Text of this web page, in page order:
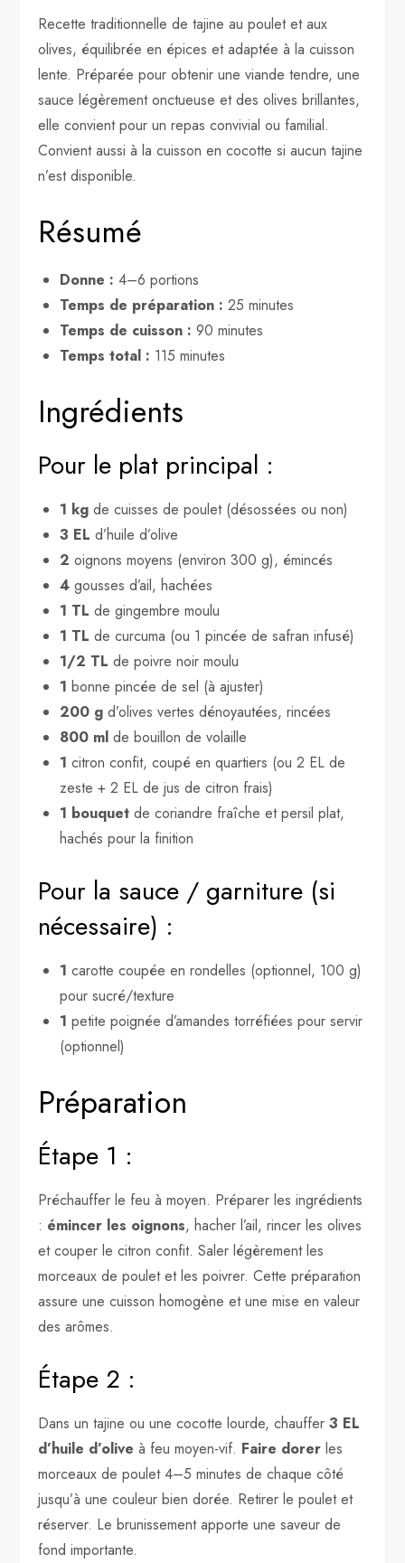
Recette traditionnelle de tajine au poulet et aux
olives, équilibrée en épices et adaptée à la cuisson
lente. Préparée pour obtenir une viande tendre, une
sauce légèrement onctueuse et des olives brillantes,
elle convient pour un repas convivial ou familial.
Convient aussi à la cuisson en cocotte si aucun tajine
n’est disponible.
Résumé
Donne : 4–6 portions
Temps de préparation : 25 minutes
Temps de cuisson : 90 minutes
Temps total : 115 minutes
Ingrédients
Pour le plat principal :
1 kg de cuisses de poulet (désossées ou non)
3 EL d’huile d’olive
2 oignons moyens (environ 300 g), émincés
4 gousses d’ail, hachées
1 TL de gingembre moulu
1 TL de curcuma (ou 1 pincée de safran infusé)
1/2 TL de poivre noir moulu
1 bonne pincée de sel (à ajuster)
200 g d’olives vertes dénoyautées, rincées
800 ml de bouillon de volaille
1 citron confit, coupé en quartiers (ou 2 EL de
zeste + 2 EL de jus de citron frais)
1 bouquet de coriandre fraîche et persil plat,
hachés pour la finition
Pour la sauce / garniture (si
nécessaire) :
1 carotte coupée en rondelles (optionnel, 100 g)
pour sucré/texture
1 petite poignée d’amandes torréfiées pour servir
(optionnel)
Préparation
Étape 1 :
Préchauffer le feu à moyen. Préparer les ingrédients
: émincer les oignons, hacher l’ail, rincer les olives
et couper le citron confit. Saler légèrement les
morceaux de poulet et les poivrer. Cette préparation
assure une cuisson homogène et une mise en valeur
des arômes.
Étape 2 :
Dans un tajine ou une cocotte lourde, chauffer3 EL
d’huile d’olive à feu moyen-vif. Faire dorer les
morceaux de poulet 4–5 minutes de chaque côté
jusqu’à une couleur bien dorée. Retirer le poulet et
réserver. Le brunissement apporte une saveur de
fond importante.